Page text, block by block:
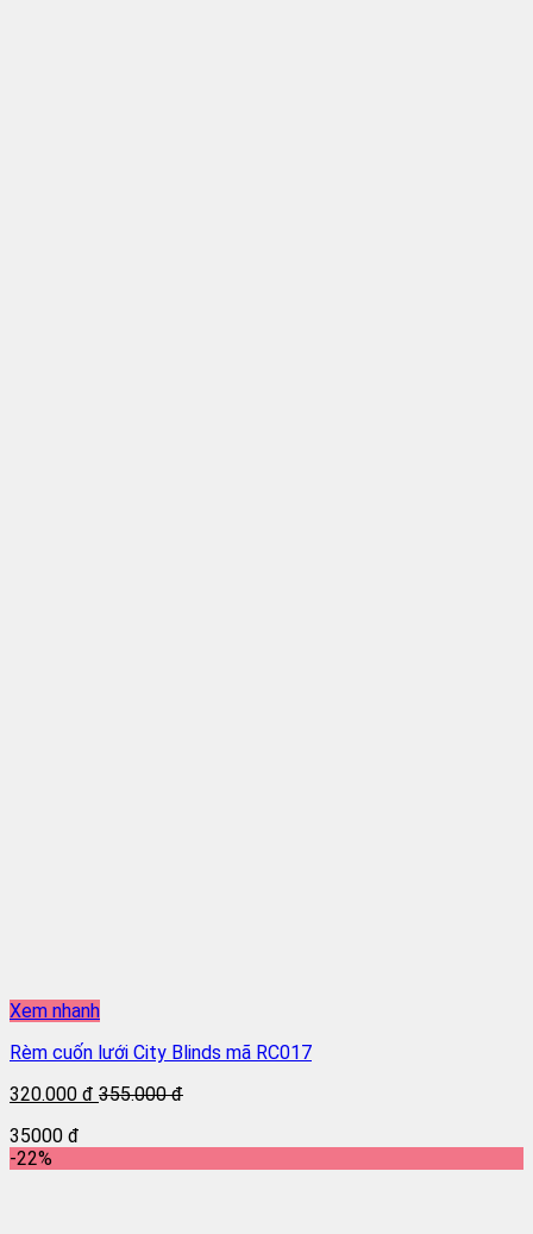
Xem nhanh
Rèm cuốn lưới City Blinds mã RC017
320.000 đ 355.000 đ
35000 đ
-22%